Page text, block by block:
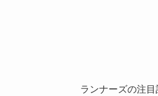
ランナーズの注